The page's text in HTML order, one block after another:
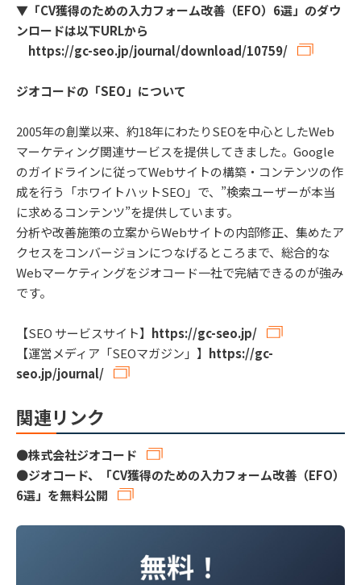
▼「CV獲得のための入力フォーム改善（EFO）6選」のダウ
ンロードは以下URLから
https://gc-seo.jp/journal/download/10759/
ジオコードの「SEO」について
2005年の創業以来、約18年にわたりSEOを中心としたWeb
マーケティング関連サービスを提供してきました。Google
のガイドラインに従ってWebサイトの構築・コンテンツの作
成を行う「ホワイトハットSEO」で、”検索ユーザーが本当
に求めるコンテンツ”を提供しています。
分析や改善施策の立案からWebサイトの内部修正、集めたア
クセスをコンバージョンにつなげるところまで、総合的な
Webマーケティングをジオコード一社で完結できるのが強み
です。
【SEO サービスサイト】 https://gc-seo.jp/
【運営メディア「SEOマガジン」】 https://gc-
seo.jp/journal/
関連リンク
●株式会社ジオコード
●ジオコード、「CV獲得のための入力フォーム改善（EFO）
6選」を無料公開